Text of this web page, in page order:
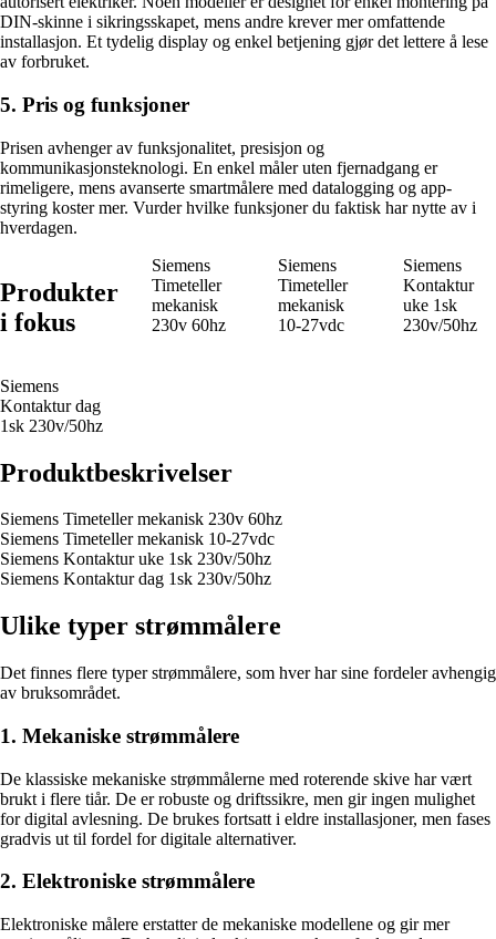
DIN-skinne i sikringsskapet, mens andre krever mer omfattende
installasjon. Et tydelig display og enkel betjening gjør det lettere å lese
av forbruket.
5. Pris og funksjoner
Prisen avhenger av funksjonalitet, presisjon og
kommunikasjonsteknologi. En enkel måler uten fjernadgang er
rimeligere, mens avanserte smartmålere med datalogging og app-
styring koster mer. Vurder hvilke funksjoner du faktisk har nytte av i
hverdagen.
Produkter
i fokus
Siemens
Timeteller
mekanisk
230v 60hz
Siemens
Timeteller
mekanisk
10-27vdc
Siemens
Kontaktur
uke 1sk
230v/50hz
Siemens
Kontaktur dag
1sk 230v/50hz
Produktbeskrivelser
Siemens Timeteller mekanisk 230v 60hz
Siemens Timeteller mekanisk 10-27vdc
Siemens Kontaktur uke 1sk 230v/50hz
Siemens Kontaktur dag 1sk 230v/50hz
Ulike typer strømmålere
Det finnes flere typer strømmålere, som hver har sine fordeler avhengig
av bruksområdet.
1. Mekaniske strømmålere
De klassiske mekaniske strømmålerne med roterende skive har vært
brukt i flere tiår. De er robuste og driftssikre, men gir ingen mulighet
for digital avlesning. De brukes fortsatt i eldre installasjoner, men fases
gradvis ut til fordel for digitale alternativer.
2. Elektroniske strømmålere
Elektroniske målere erstatter de mekaniske modellene og gir mer